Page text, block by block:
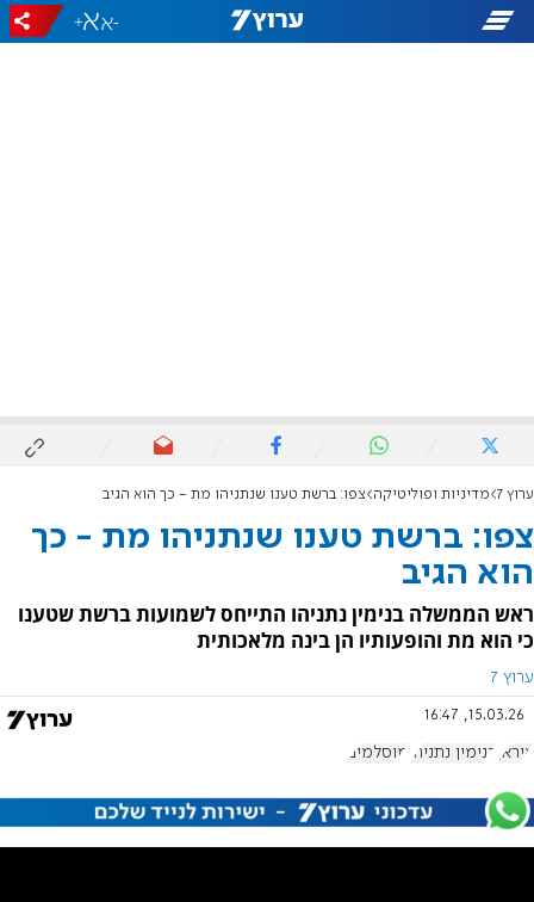
-
+
ערוץ 7 מדיניות ופוליטיקה צפו: ברשת טענו שנתניהו מת - כך הוא הגיב
צפו: ברשת טענו שנתניהו מת - כך
הוא הגיב
ראש הממשלה בנימין נתניהו התייחס לשמועות ברשת שטענו
כי הוא מת והופעותיו הן בינה מלאכותית
ערוץ 7
15.03.26, 16:47
איראן בנימין נתניהו מוסלמים